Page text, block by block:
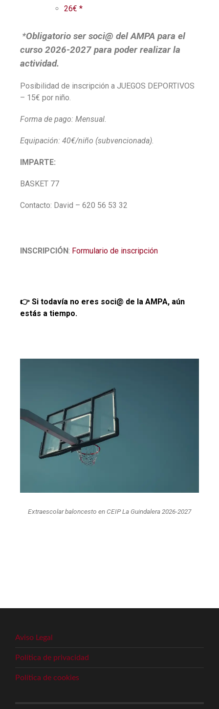
26€ *
*Obligatorio ser soci@ del AMPA para el
curso 2026-2027 para poder realizar la
actividad.
Posibilidad de inscripción a JUEGOS DEPORTIVOS
– 15€ por niño.
Forma de pago: Mensual.
Equipación: 40€/niño (subvencionada).
IMPARTE:
BASKET 77
Contacto: David – 620 56 53 32
INSCRIPCIÓN: Formulario de inscripción
👉Si todaví­a no eres soci@ de la AMPA, aún
estás a tiempo.
Extraescolar baloncesto en CEIP La Guindalera 2026-2027
Aviso Legal
Política de privacidad
Política de cookies